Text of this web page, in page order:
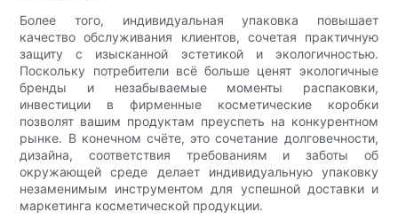
Более того, индивидуальная упаковка повышает
качество обслуживания клиентов, сочетая практичную
защиту с изысканной эстетикой и экологичностью.
Поскольку потребители всё больше ценят экологичные
бренды и незабываемые моменты распаковки,
инвестиции в фирменные косметические коробки
позволят вашим продуктам преуспеть на конкурентном
рынке. В конечном счёте, это сочетание долговечности,
дизайна, соответствия требованиям и заботы об
окружающей среде делает индивидуальную упаковку
незаменимым инструментом для успешной доставки и
маркетинга косметической продукции.